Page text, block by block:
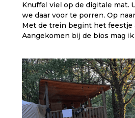
Knuffel viel op de digitale mat.
we daar voor te porren. Op
Met de trein begint het feestje
Aangekomen bij de bios mag ik